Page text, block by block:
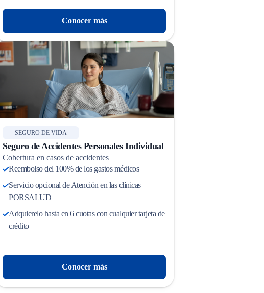
Conocer más
SEGURO DE VIDA
Seguro de Accidentes Personales Individual
Cobertura en casos de accidentes
Reembolso del 100% de los gastos médicos
Servicio opcional de Atención en las clínicas
PORSALUD
Adquierelo hasta en 6 cuotas con cualquier tarjeta de
crédito
Conocer más